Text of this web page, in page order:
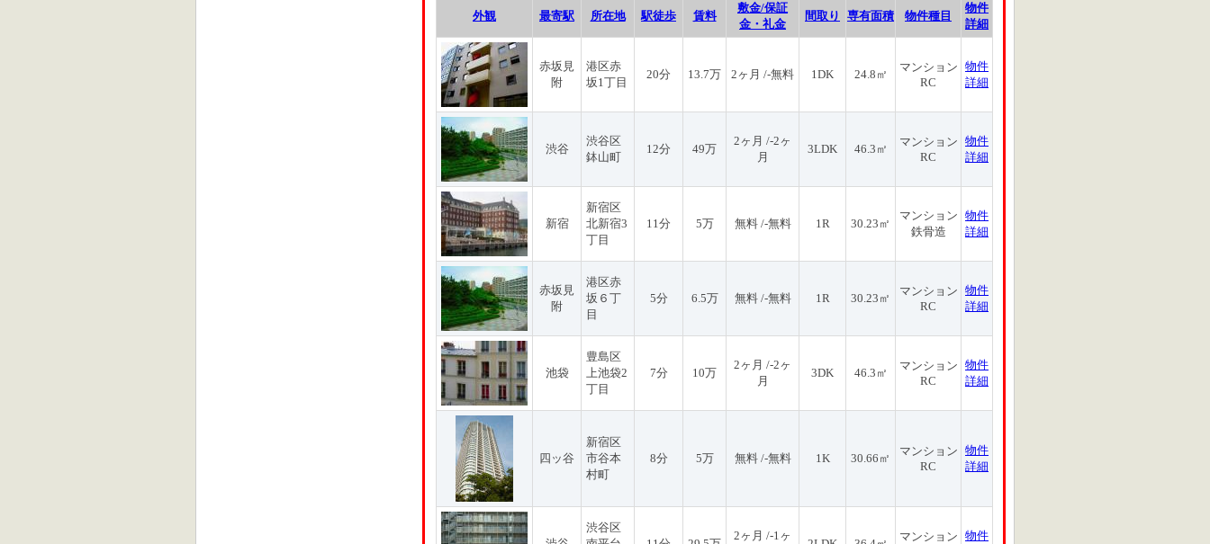
外観 最寄駅 所在地 駅徒歩 賃料
敷金/保証
金・礼金
間取り 専有面積 物件種目
物件
詳細
赤坂見
附
港区赤
坂1丁目
20分 13.7万 2ヶ月 /-無料 1DK 24.8㎡
マンション
RC
物件
詳細
渋谷
渋谷区
鉢山町
12分 49万
2ヶ月 /-2ヶ
月
3LDK 46.3㎡
マンション
RC
物件
詳細
新宿
新宿区
北新宿3
丁目
11分 5万 無料 /-無料 1R 30.23㎡
マンション
鉄骨造
物件
詳細
赤坂見
附
港区赤
坂６丁
目
5分 6.5万 無料 /-無料 1R 30.23㎡
マンション
RC
物件
詳細
池袋
豊島区
上池袋2
丁目
7分 10万
2ヶ月 /-2ヶ
月
3DK 46.3㎡
マンション
RC
物件
詳細
四ッ谷
新宿区
市谷本
村町
8分 5万 無料 /-無料 1K 30.66㎡
マンション
RC
物件
詳細
渋谷区
2ヶ月 /-1ヶ マンション 物件